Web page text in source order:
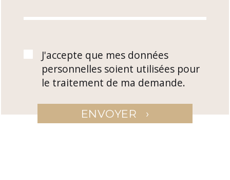
J'accepte que mes données
personnelles soient utilisées pour
le traitement de ma demande.
ENVOYER ›